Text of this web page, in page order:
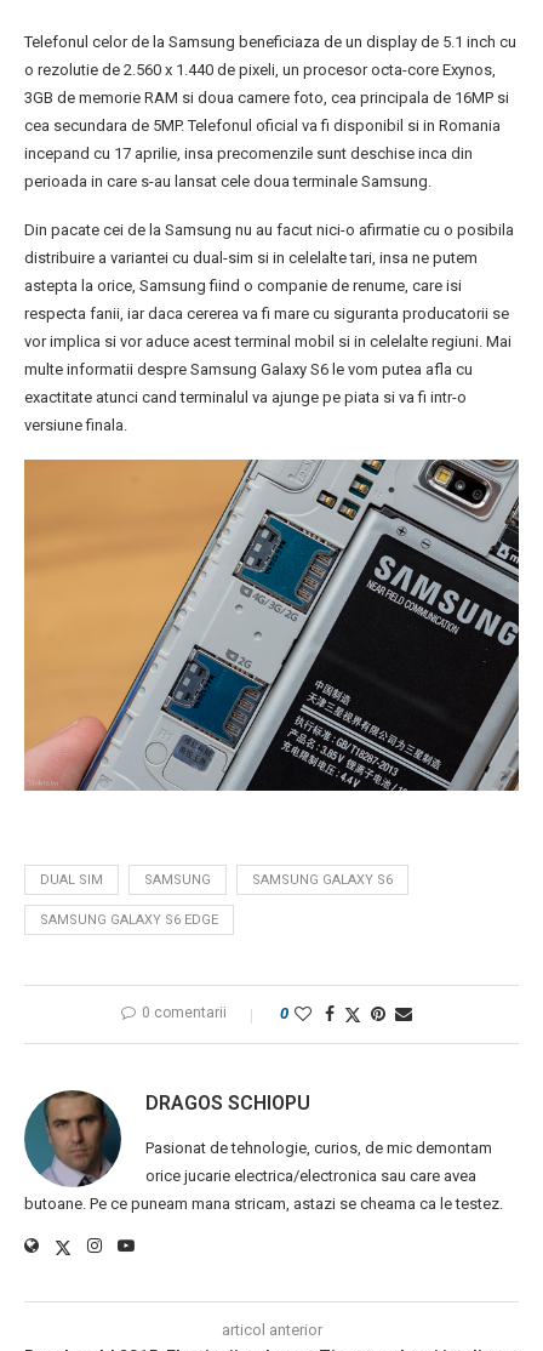
Telefonul celor de la Samsung beneficiaza de un display de 5.1 inch cu
o rezolutie de 2.560 x 1.440 de pixeli, un procesor octa-core Exynos,
3GB de memorie RAM si doua camere foto, cea principala de 16MP si
cea secundara de 5MP. Telefonul oficial va fi disponibil si in Romania
incepand cu 17 aprilie, insa precomenzile sunt deschise inca din
perioada in care s-au lansat cele doua terminale Samsung.
Din pacate cei de la Samsung nu au facut nici-o afirmatie cu o posibila
distribuire a variantei cu dual-sim si in celelalte tari, insa ne putem
astepta la orice, Samsung fiind o companie de renume, care isi
respecta fanii, iar daca cererea va fi mare cu siguranta producatorii se
vor implica si vor aduce acest terminal mobil si in celelalte regiuni. Mai
multe informatii despre Samsung Galaxy S6 le vom putea afla cu
exactitate atunci cand terminalul va ajunge pe piata si va fi intr-o
versiune finala.
DUAL SIM SAMSUNG SAMSUNG GALAXY S6
SAMSUNG GALAXY S6 EDGE
0 comentarii 0
DRAGOS SCHIOPU
Pasionat de tehnologie, curios, de mic demontam
orice jucarie electrica/electronica sau care avea
butoane. Pe ce puneam mana stricam, astazi se cheama ca le testez.
articol anterior